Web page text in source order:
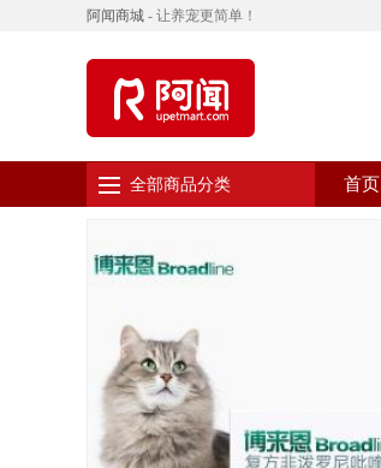
阿闻商城 - 让养宠更简单！
全部商品分类 首页